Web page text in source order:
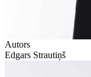
Autors
Edgars Strautiņš